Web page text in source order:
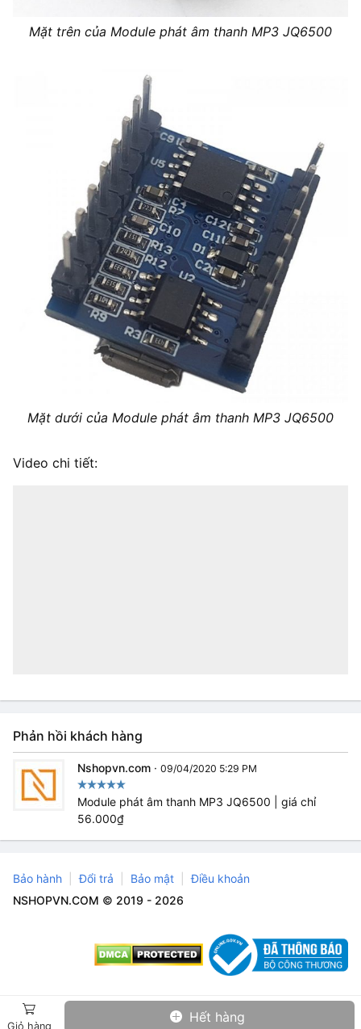
Giỏ hàng
Hết hàng
Mặt trên của Module phát âm thanh MP3 JQ6500
Mặt dưới của Module phát âm thanh MP3 JQ6500
Video chi tiết:
Phản hồi khách hàng
Nshopvn.com · 09/04/2020 5:29 PM
Module phát âm thanh MP3 JQ6500 | giá chỉ
56.000₫
Bảo hành Đổi trả Bảo mật
Điều khoản
NSHOPVN.COM © 2019 - 2026